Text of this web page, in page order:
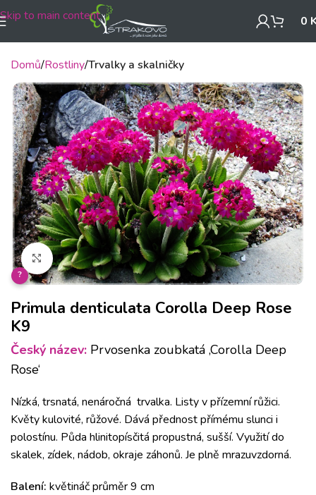
Skip to main content 0
Domů Rostliny Trvalky a skalničky
Klikněte pro zvětšení
?
Primula denticulata Corolla Deep Rose
K9
Český název: Prvosenka zoubkatá ‚Corolla Deep
Rose‘
Nízká, trsnatá, nenáročná trvalka. Listy v přízemní růžici.
Květy kulovité, růžové. Dává přednost přímému slunci i
polostínu. Půda hlinitopísčitá propustná, sušší. Využití do
skalek, zídek, nádob, okraje záhonů. Je plně mrazuvzdorná.
Balení: květináč průměr 9 cm